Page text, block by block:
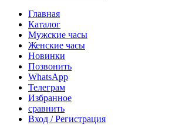
Главная
Каталог
Мужские часы
Женские часы
Новинки
Позвонить
WhatsApp
Телеграм
Избранное
сравнить
Вход / Регистрация